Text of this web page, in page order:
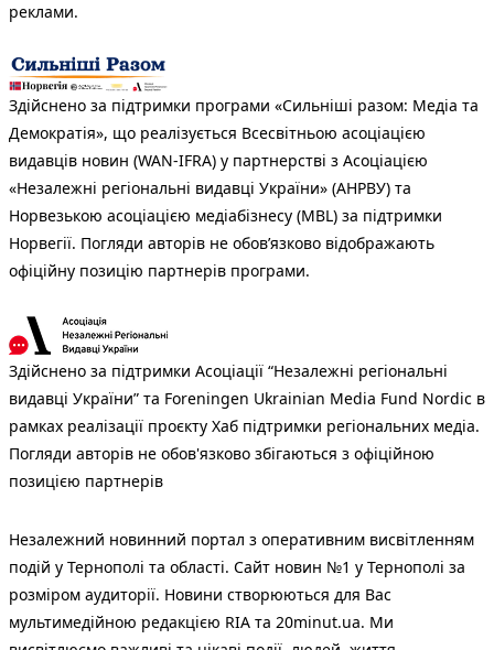
реклами.
Здійснено за підтримки програми «Сильніші разом: Медіа та
Демократія», що реалізується Всесвітньою асоціацією
видавців новин (WAN-IFRA) у партнерстві з Асоціацією
«Незалежні регіональні видавці України» (АНРВУ) та
Норвезькою асоціацією медіабізнесу (MBL) за підтримки
Норвегії. Погляди авторів не обов’язково відображають
офіційну позицію партнерів програми.
Здійснено за підтримки Асоціації “Незалежні регіональні
видавці України” та Foreningen Ukrainian Media Fund Nordic в
рамках реалізації проєкту Хаб підтримки регіональних медіа.
Погляди авторів не обов'язково збігаються з офіційною
позицією партнерів
Незалежний новинний портал з оперативним висвітленням
подій у Тернополі та області. Сайт новин №1 у Тернополі за
розміром аудиторії. Новини створюються для Вас
мультимедійною редакцією RIA та 20minut.ua. Ми